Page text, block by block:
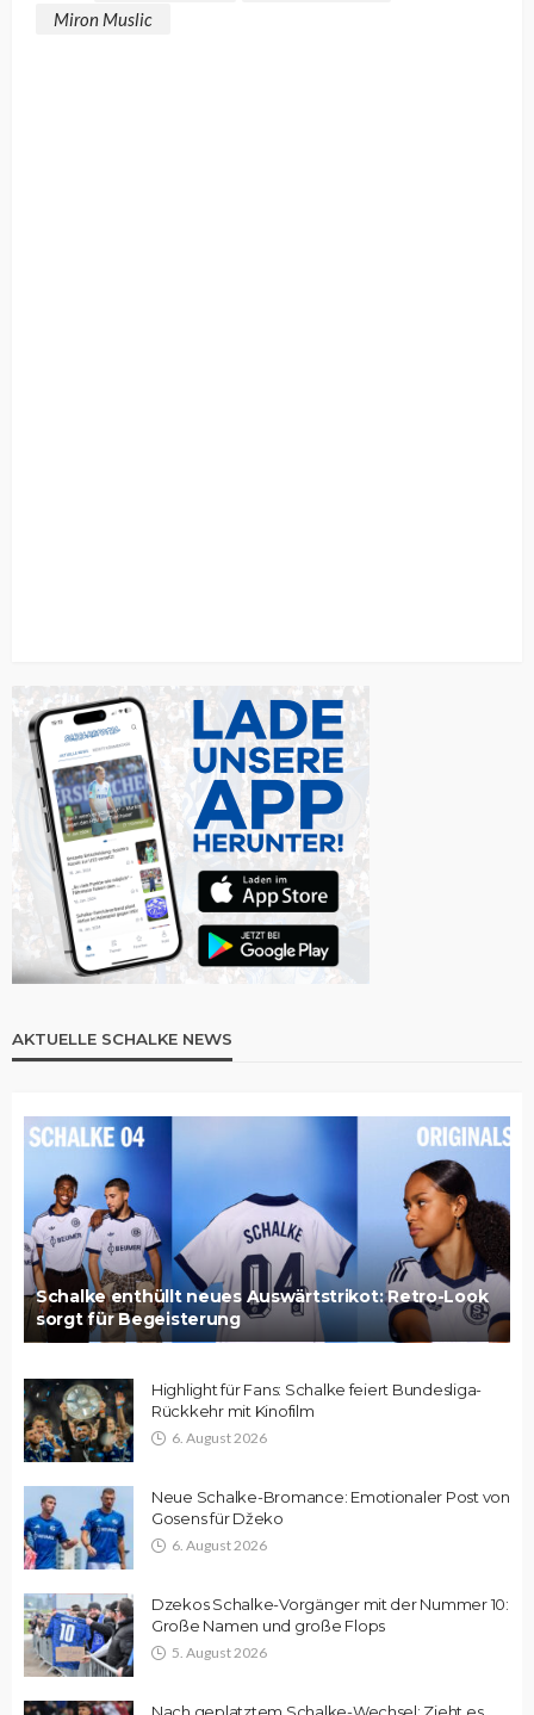
Miron Muslic
AKTUELLE SCHALKE NEWS
Schalke enthüllt neues Auswärtstrikot: Retro-Look
sorgt für Begeisterung
Highlight für Fans: Schalke feiert Bundesliga-
Rückkehr mit Kinofilm
6. August 2026
Neue Schalke-Bromance: Emotionaler Post von
Gosens für Džeko
6. August 2026
Dzekos Schalke-Vorgänger mit der Nummer 10:
Große Namen und große Flops
5. August 2026